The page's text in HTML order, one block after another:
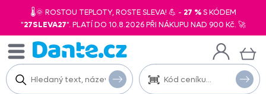
🌡️🌞 ROSTOU TEPLOTY, ROSTE SLEVA! 💪 - 27 %S KÓDEM
"27SLEVA27". PLATÍ DO 10.8.2026 PŘI NÁKUPU NAD 900 Kč. 🚀